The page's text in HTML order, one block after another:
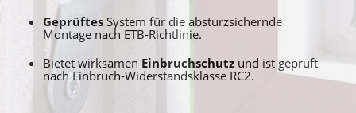
Geprüftes System für die absturzsichernde
Montage nach ETB-Richtlinie.
Bietet wirksamen Einbruchschutz und ist geprüft
nach Einbruch-Widerstandsklasse RC2.